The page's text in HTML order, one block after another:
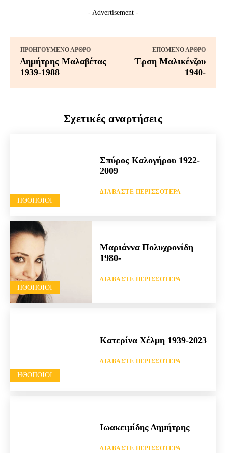
Σχετικές αναρτήσεις
HΘΟΠΟΙΟΊ
Σπύρος Καλογήρου 1922-
2009
ΔΙΑΒΆΣΤΕ ΠΕΡΙΣΣΌΤΕΡΑ
HΘΟΠΟΙΟΊ
Μαριάννα Πολυχρονίδη
1980-
ΔΙΑΒΆΣΤΕ ΠΕΡΙΣΣΌΤΕΡΑ
HΘΟΠΟΙΟΊ
Κατερίνα Χέλμη 1939-2023
ΔΙΑΒΆΣΤΕ ΠΕΡΙΣΣΌΤΕΡΑ
Ιωακειμίδης Δημήτρης
ΔΙΑΒΆΣΤΕ ΠΕΡΙΣΣΌΤΕΡΑ
- Advertisement -
ΠΡΟΗΓΟΎΜΕΝΟ ΆΡΘΡΟ
Δημήτρης Μαλαβέτας
1939-1988
ΕΠΌΜΕΝΟ ΆΡΘΡΟ
Έρση Μαλικένζου
1940-